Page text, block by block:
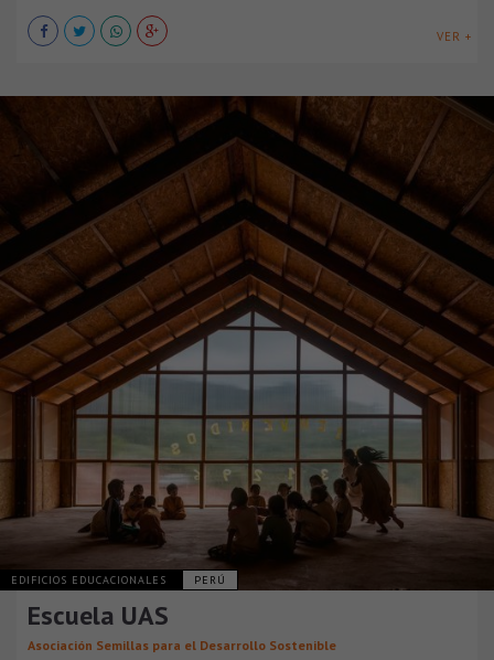
VER +
EDIFICIOS EDUCACIONALES PERÚ
Escuela UAS
Asociación Semillas para el Desarrollo Sostenible